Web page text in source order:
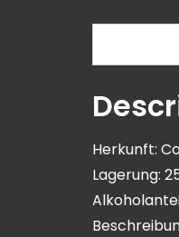
Herkunft:
Lagerung: